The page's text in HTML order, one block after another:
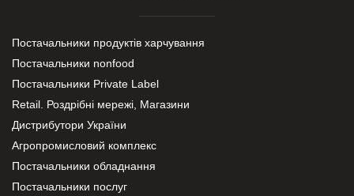
Постачальники продуктів харчування
Постачальники nonfood
Постачальники Private Label
Retail. Роздрібні мережі, Магазини
Дистрибутори України
Агропромисловий комплекс
Постачальники обладнання
Постачальники послуг